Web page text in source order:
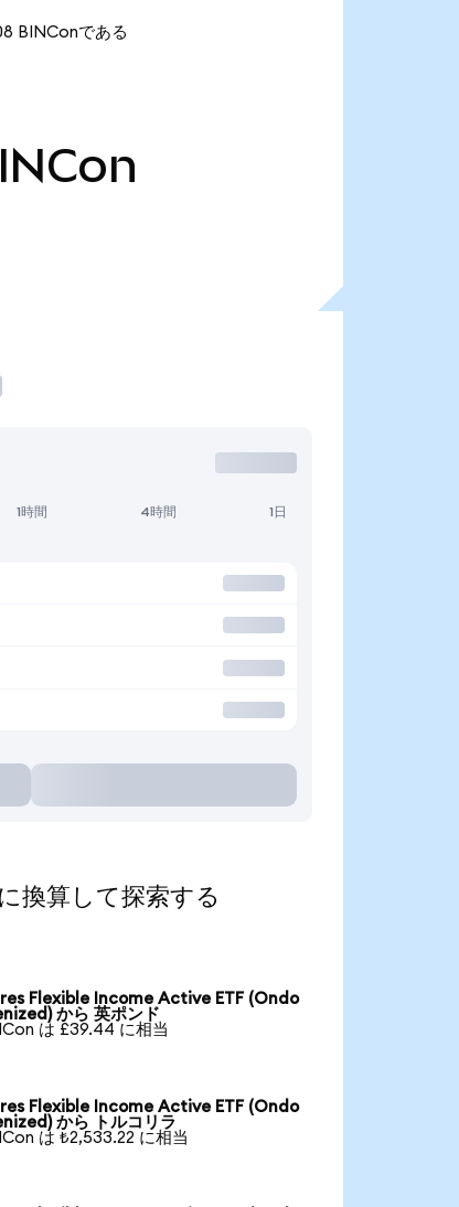
BINConである
1時間 4時間 1日
算して探索する
Flexible Income Active ETF (Ondo
から 英ポンド
は £39.44 に相当
Flexible Income Active ETF (Ondo
から トルコリラ
は ₺2,533.22 に相当